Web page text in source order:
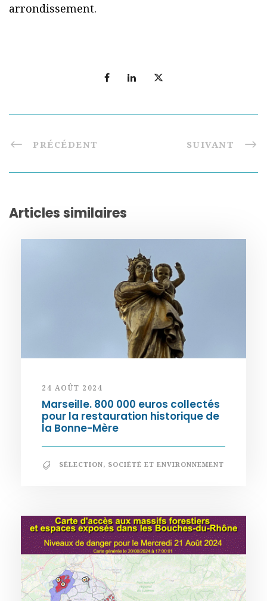
arrondissement.
PRÉCÉDENT SUIVANT
Articles similaires
24 AOÛT 2024
Marseille. 800 000 euros collectés
pour la restauration historique de
la Bonne-Mère
SÉLECTION, SOCIÉTÉ ET ENVIRONNEMENT